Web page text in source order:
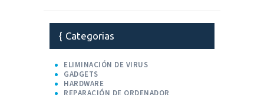
Categorias
ELIMINACIÓN DE VIRUS
GADGETS
HARDWARE
REPARACIÓN DE ORDENADOR